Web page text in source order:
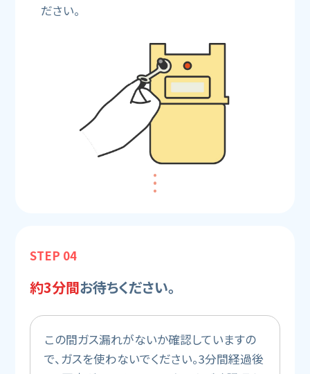
ださい。
STEP 04
約3分間お待ちください。
この間ガス漏れがないか確認していますの
で、ガスを使わないでください。3分間経過後